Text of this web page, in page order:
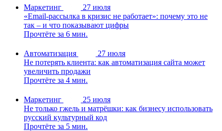
Маркетинг
27 июля
«Email-рассылка в кризис не работает»: почему это не
так – и что показывают цифры
Прочтёте за 6 мин.
Автоматизация
27 июля
Не потерять клиента: как автоматизация сайта может
увеличить продажи
Прочтёте за 4 мин.
Маркетинг
25 июля
Не только гжель и матрёшки: как бизнесу использовать
русский культурный код
Прочтёте за 5 мин.